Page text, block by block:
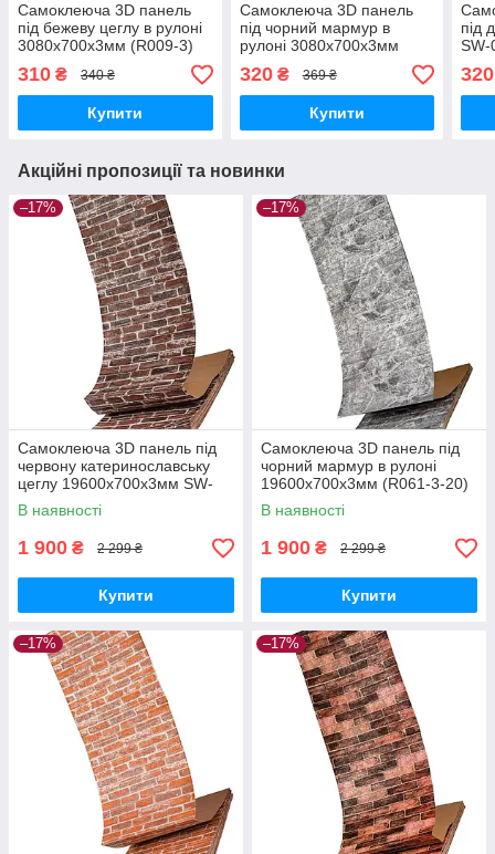
Самоклеюча 3D панель
під бежеву цеглу в рулоні
3080x700x3мм (R009-3)
SW-00001394
310 ₴ 340 ₴
Купити
Самоклеюча 3D панель
під чорний мармур в
рулоні 3080x700x3мм
(R061-3) SW-00001395
320₴ 369 ₴
Купити
під
SW-
320
Акційні пропозиції та новинки
–17%
Самоклеюча 3D панель під
червону катеринославську
цеглу 19600x700x3мм SW-
00001333
В наявності
1 900 ₴ 2 299 ₴
Купити
–17%
Самоклеюча 3D панель під
чорний мармур в рулоні
19600x700x3мм (R061-3-20)
SW-00001196
В наявності
1 900 ₴ 2 299 ₴
Купити
–17% –17%